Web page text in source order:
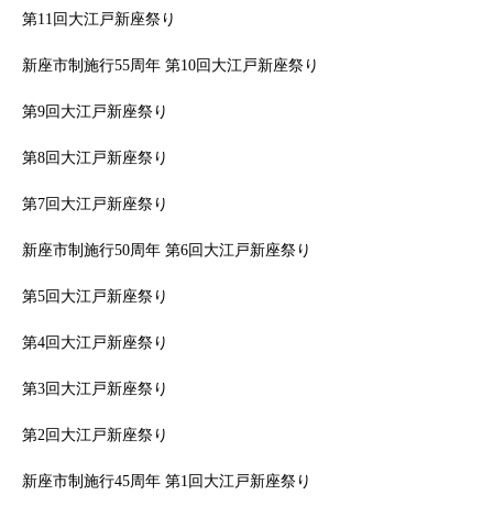
第11回大江戸新座祭り
新座市制施行55周年 第10回大江戸新座祭り
第9回大江戸新座祭り
第8回大江戸新座祭り
第7回大江戸新座祭り
新座市制施行50周年 第6回大江戸新座祭り
第5回大江戸新座祭り
第4回大江戸新座祭り
第3回大江戸新座祭り
第2回大江戸新座祭り
新座市制施行45周年 第1回大江戸新座祭り